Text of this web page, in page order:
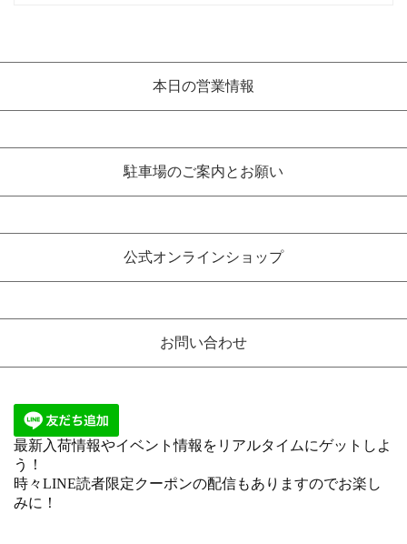
本日の営業情報
駐車場のご案内とお願い
公式オンラインショップ
お問い合わせ